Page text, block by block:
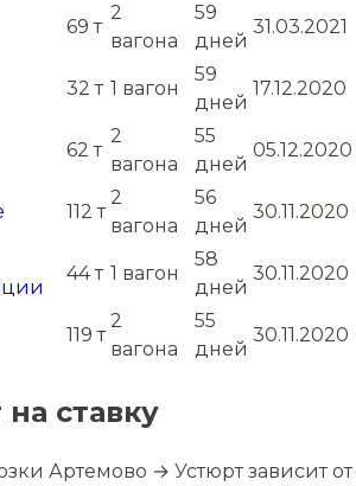
69 т
2
вагона
59
дней
31.03.2021
32 т 1 вагон
59
дней
17.12.2020
62 т
2
вагона
55
дней
05.12.2020
112 т
2
вагона
56
дней
30.11.2020
44 т 1 вагон
58
дней
30.11.2020
119 т
2
вагона
55
дней
30.11.2020
ставку
Артемово → Устюрт зависит от